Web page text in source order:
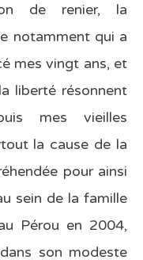
de renier, la
notamment qui a
mes vingt ans, et
liberté résonnent
mes vieilles
la cause de la
pour ainsi
sein de la famille
Pérou en 2004,
son modeste